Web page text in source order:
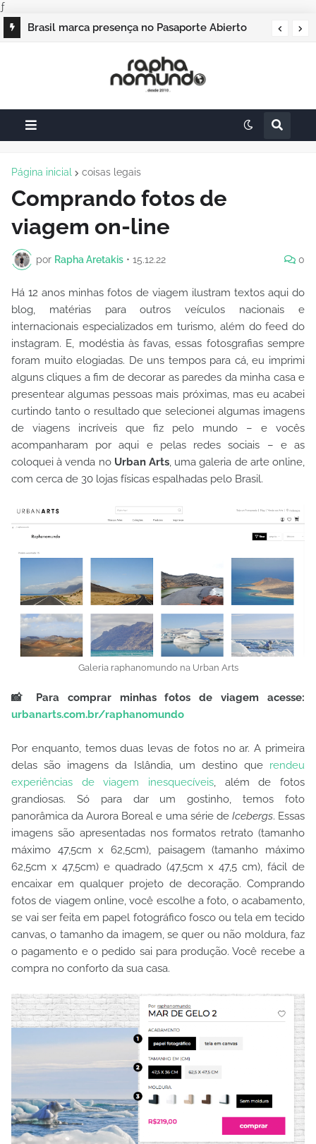
ƒ
Brasil marca presença no Pasaporte Abierto
Página inicial coisas legais
Comprando fotos de
viagem on-line
por Rapha Aretakis • 15.12.22 0
Há 12 anos minhas fotos de viagem ilustram textos aqui do
blog, matérias para outros veículos nacionais e
internacionais especializados em turismo, além do feed do
instagram. E, modéstia às favas, essas fotosgrafias sempre
foram muito elogiadas. De uns tempos para cá, eu imprimi
alguns cliques a fim de decorar as paredes da minha casa e
presentear algumas pessoas mais próximas, mas eu acabei
curtindo tanto o resultado que selecionei algumas imagens
de viagens incríveis que fiz pelo mundo – e vocês
acompanharam por aqui e pelas redes sociais – e as
coloquei à venda no Urban Arts, uma galeria de arte online,
com cerca de 30 lojas físicas espalhadas pelo Brasil.
Galeria raphanomundo na Urban Arts
📸 Para comprar minhas fotos de viagem acesse:
urbanarts.com.br/raphanomundo
Por enquanto, temos duas levas de fotos no ar. A primeira
delas são imagens da Islândia, um destino que rendeu
experiências de viagem inesquecíveis, além de fotos
grandiosas. Só para dar um gostinho, temos foto
panorâmica da Aurora Boreal e uma série de Icebergs. Essas
imagens são apresentadas nos formatos retrato (tamanho
máximo 47,5cm x 62,5cm), paisagem (tamanho máximo
62,5cm x 47,5cm) e quadrado (47,5cm x 47,5 cm), fácil de
encaixar em qualquer projeto de decoração. Comprando
fotos de viagem online, você escolhe a foto, o acabamento,
se vai ser feita em papel fotográfico fosco ou tela em tecido
canvas, o tamanho da imagem, se quer ou não moldura, faz
o pagamento e o pedido sai para produção. Você recebe a
compra no conforto da sua casa.